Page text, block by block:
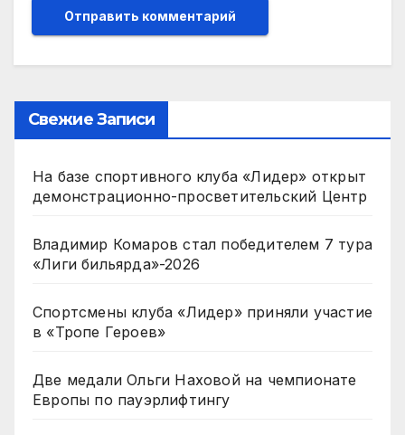
Свежие Записи
На базе спортивного клуба «Лидер» открыт
демонстрационно-просветительский Центр
Владимир Комаров стал победителем 7 тура
«Лиги бильярда»-2026
Спортсмены клуба «Лидер» приняли участие
в «Тропе Героев»
Две медали Ольги Наховой на чемпионате
Европы по пауэрлифтингу